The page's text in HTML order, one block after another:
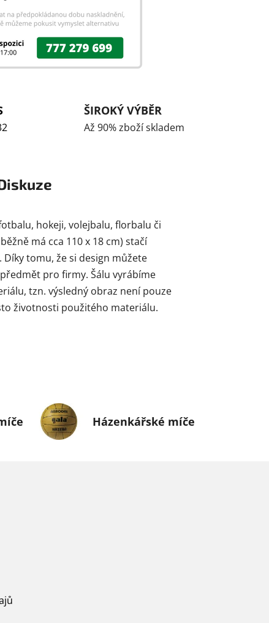
ŠIROKÝ VÝBĚR
Až 90% zboží skladem
hokeji, volejbalu, florbalu či
má cca 110 x 18 cm) stačí
Díky tomu, že si design můžete
pro firmy. Šálu vyrábíme
tzn. výsledný obraz není pouze
životnosti použitého materiálu.
Házenkářské míče